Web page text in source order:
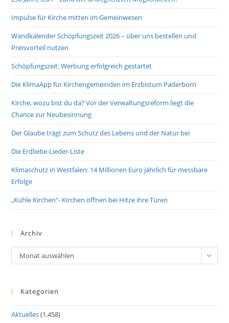
Impulse für Kirche mitten im Gemeinwesen
Wandkalender Schöpfungszeit 2026 – über uns bestellen und
Preisvorteil nutzen
Schöpfungszeit: Werbung erfolgreich gestartet
Die KlimaApp für Kirchengemeinden im Erzbistum Paderborn
Kirche, wozu bist du da? Vor der Verwaltungsreform liegt die
Chance zur Neubesinnung
Der Glaube trägt zum Schutz des Lebens und der Natur bei
Die Erdliebe-Lieder-Liste
Klimaschutz in Westfalen: 14 Millionen Euro jährlich für messbare
Erfolge
„Kühle Kirchen“- Kirchen öffnen bei Hitze ihre Türen
Archiv
Archiv
Monat auswählen
Kategorien
Aktuelles(1.458)